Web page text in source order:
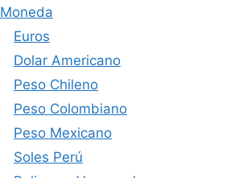
Moneda
Euros
Dolar Americano
Peso Chileno
Peso Colombiano
Peso Mexicano
Soles Perú